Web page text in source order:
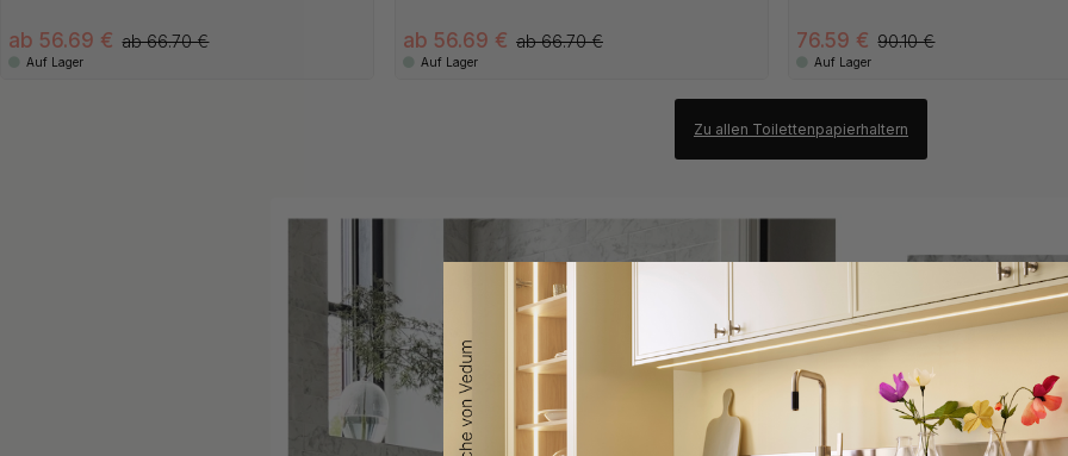
ab 56.69 € ab 66.70 €
Auf Lager
ab 56.69 € ab 66.70 €
Auf Lager
76.59 € 90.10 €
Auf Lager
Zu allen Toilettenpapierhaltern